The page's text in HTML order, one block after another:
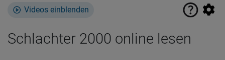
Videos einblenden
Schlachter 2000 online lesen